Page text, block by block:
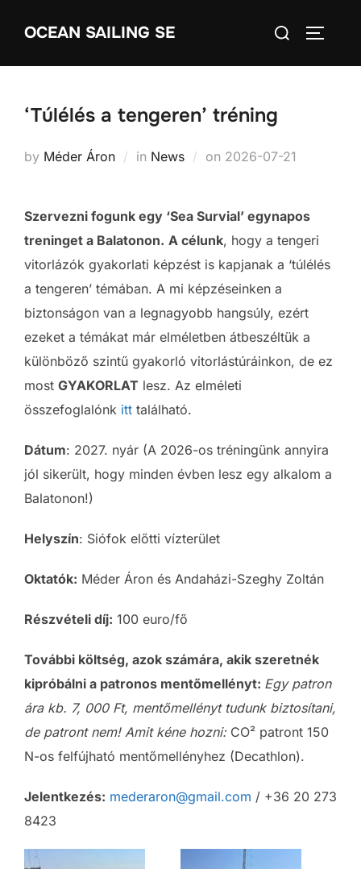
OCEAN SAILING SE
Search
‘Túlélés a tengeren’ tréning
by Méder Áron in News on Posted
2026-07-21
Szervezni fogunk egy ‘Sea Survial’ egynapos
treninget a Balatonon. A célunk, hogy a tengeri
vitorlázók gyakorlati képzést is kapjanak a ‘túlélés
a tengeren’ témában. A mi képzéseinken a
biztonságon van a legnagyobb hangsúly, ezért
ezeket a témákat már elméletben átbeszéltük a
különböző szintű gyakorló vitorlástúráinkon, de ez
most GYAKORLAT lesz. Az elméleti
összefoglalónk itt található.
Dátum: 2027. nyár (A 2026-os tréningünk annyira
jól sikerült, hogy minden évben lesz egy alkalom a
Balatonon!)
Helyszín: Siófok előtti vízterület
Oktatók: Méder Áron és Andaházi-Szeghy Zoltán
Részvételi díj: 100 euro/fő
További költség, azok számára, akik szeretnék
kipróbálni a patronos mentőmellényt: Egy patron
ára kb. 7, 000 Ft, mentőmellényt tudunk biztosítani,
de patront nem! Amit kéne hozni: CO² patront 150
N-os felfújható mentőmellényhez (Decathlon).
Jelentkezés: mederaron@gmail.com / +36 20 273
8423